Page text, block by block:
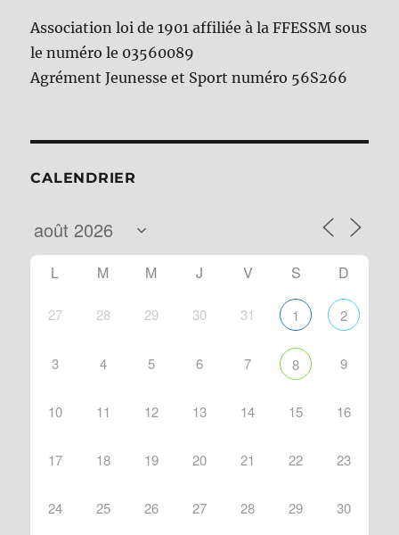
Association loi de 1901 affiliée à la FFESSM sous
le numéro le 03560089
Agrément Jeunesse et Sport numéro 56S266
CALENDRIER
L M M J V S D
27 28 29 30 31 1 2
3 4 5 6 7 8 9
10 11 12 13 14 15 16
17 18 19 20 21 22 23
24 25 26 27 28 29 30